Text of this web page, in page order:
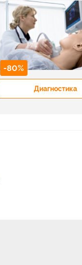
-80%
Диагностика